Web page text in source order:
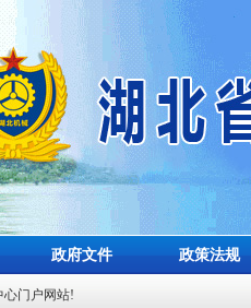
政府文件 政策法规
心门户网站!